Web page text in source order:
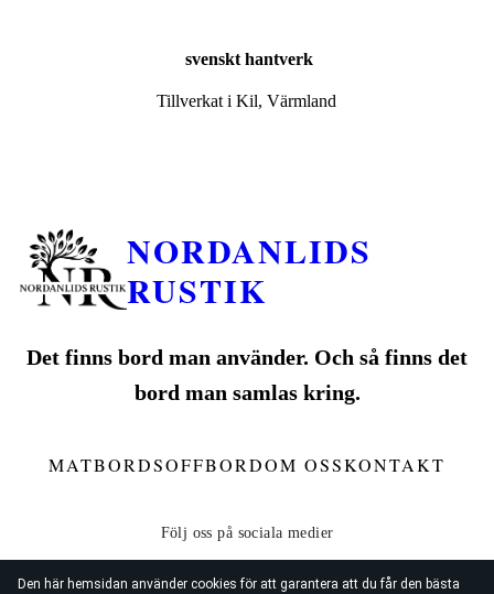
Den här hemsidan använder cookies för att garantera att du får den bästa
svenskt hantverk
Tillverkat i Kil, Värmland
NORDANLIDS
RUSTIK
Det finns bord man använder. Och så finns det
bord man samlas kring.
MATBORDSOFFBORDOM OSSKONTAKT